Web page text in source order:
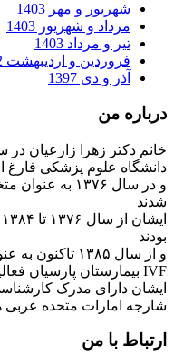
شهریور و مهر 1403
مرداد و شهریور 1403
تیر و مرداد 1403
فروردین و اردیبهشت 1402
آذر و دی 1397
درباره من
دانشگاه علوم پزشکی فارغ
و در سال ۱۳۷۶
شدند
بودند
و از سال ۱۳۸۵
IVF بیمارستان پارسیان فعالیت دارند.
ایشان دارای مدرک
شارجه امارات متحده عربی
ارتباط با من